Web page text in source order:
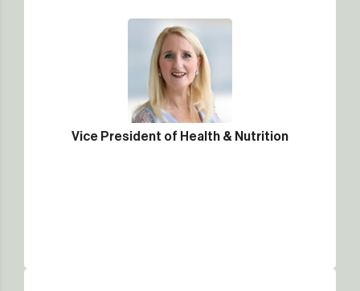
Vice President of Health & Nutrition